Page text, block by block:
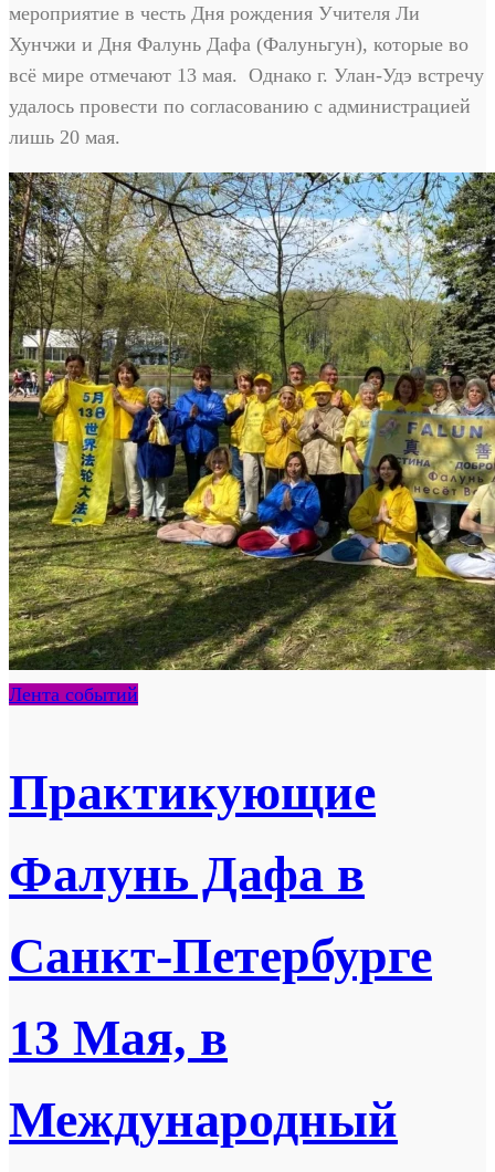
мероприятие в честь Дня рождения Учителя Ли
Хунчжи и Дня Фалунь Дафа (Фалуньгун), которые во
всё мире отмечают 13 мая. Однако г. Улан-Удэ встречу
удалось провести по согласованию с администрацией
лишь 20 мая.
Лента событий
Практикующие
Фалунь Дафа в
Санкт-Петербурге
13 Мая, в
Международный